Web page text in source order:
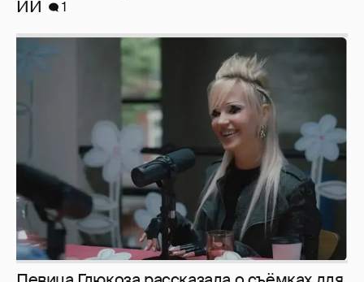
Певица Глюкоза рассказала о съёмках для
эротического журнала
3